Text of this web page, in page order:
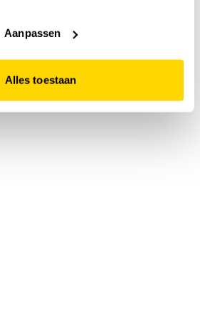
functioneert.
Aanpassen
Alles toestaan